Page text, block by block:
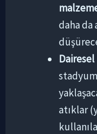
daha da
atıklar